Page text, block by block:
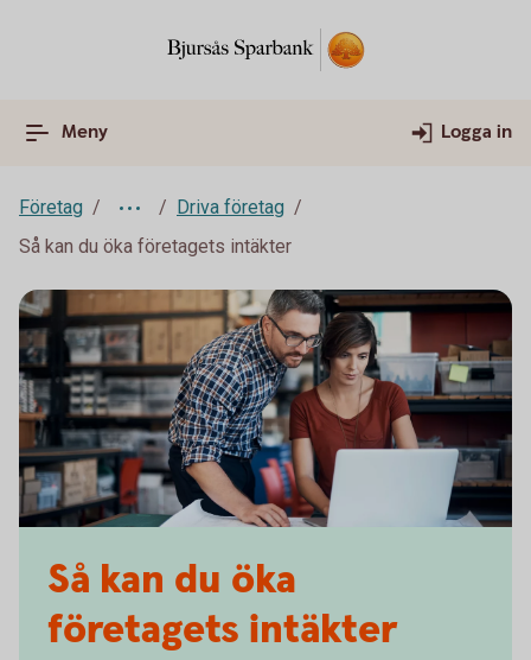
Meny Logga in
Företag
Driva företag
Så kan du öka företagets intäkter
Så kan du öka
företagets intäkter